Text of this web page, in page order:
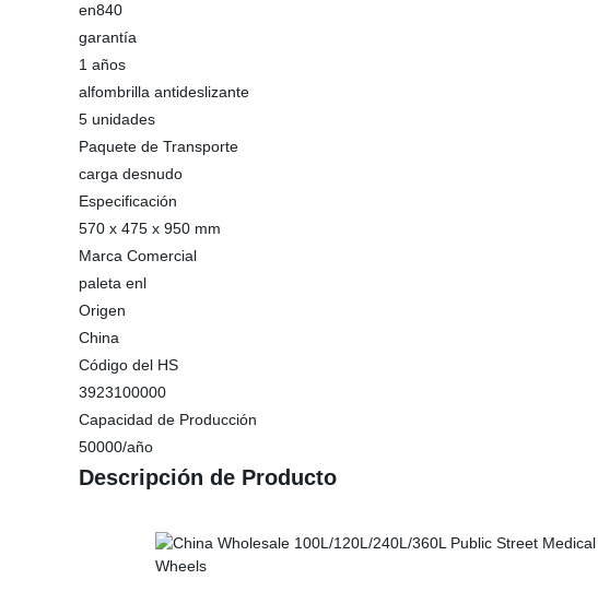
en840
garantía
1 años
alfombrilla antideslizante
5 unidades
Paquete de Transporte
carga desnudo
Especificación
570 x 475 x 950 mm
Marca Comercial
paleta enl
Origen
China
Código del HS
3923100000
Capacidad de Producción
50000/año
Descripción de Producto